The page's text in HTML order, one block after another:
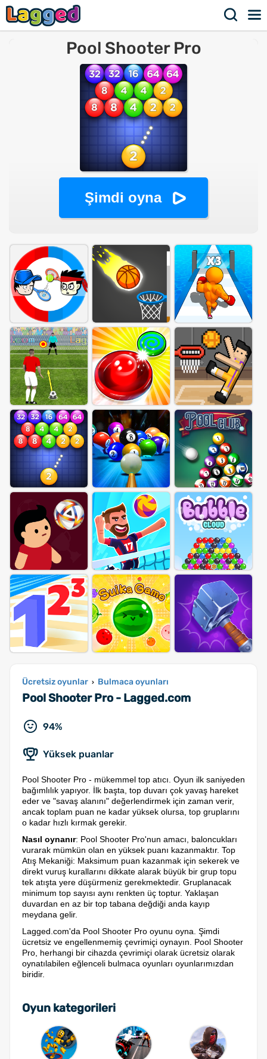
Pool Shooter Pro
Şimdi oyna
Ücretsiz oyunlar › Bulmaca oyunları
Pool Shooter Pro - Lagged.com
94%
Yüksek puanlar
Pool Shooter Pro - mükemmel top atıcı. Oyun ilk saniyeden
bağımlılık yapıyor. İlk başta, top duvarı çok yavaş hareket
eder ve "savaş alanını" değerlendirmek için zaman verir,
ancak toplam puan ne kadar yüksek olursa, top gruplarını
o kadar hızlı kırmak gerekir.
Nasıl oynanır: Pool Shooter Pro'nun amacı, baloncukları
vurarak mümkün olan en yüksek puanı kazanmaktır. Top
Atış Mekaniği: Maksimum puan kazanmak için sekerek ve
direkt vuruş kurallarını dikkate alarak büyük bir grup topu
tek atışta yere düşürmeniz gerekmektedir. Gruplanacak
minimum top sayısı aynı renkten üç toptur. Yaklaşan
duvardan en az bir top tabana değdiği anda kayıp
meydana gelir.
Lagged.com'da Pool Shooter Pro oyunu oyna. Şimdi
ücretsiz ve engellenmemiş çevrimiçi oynayın. Pool Shooter
Pro, herhangi bir cihazda çevrimiçi olarak ücretsiz olarak
oynatılabilen eğlenceli bulmaca oyunları oyunlarımızdan
biridir.
Oyun kategorileri